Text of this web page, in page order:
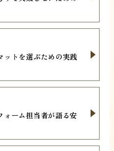
ットを選ぶための実践
ォーム担当者が語る安